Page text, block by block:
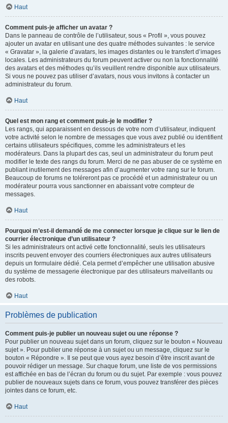
Haut
Comment puis-je afficher un avatar ?
Dans le panneau de contrôle de l’utilisateur, sous « Profil », vous pouvez
ajouter un avatar en utilisant une des quatre méthodes suivantes : le service
« Gravatar », la galerie d’avatars, les images distantes ou le transfert d’images
locales. Les administrateurs du forum peuvent activer ou non la fonctionnalité
des avatars et des méthodes qu’ils veuillent rendre disponible aux utilisateurs.
Si vous ne pouvez pas utiliser d’avatars, nous vous invitons à contacter un
administrateur du forum.
Haut
Quel est mon rang et comment puis-je le modifier ?
Les rangs, qui apparaissent en dessous de votre nom d’utilisateur, indiquent
votre activité selon le nombre de messages que vous avez publié ou identifient
certains utilisateurs spécifiques, comme les administrateurs et les
modérateurs. Dans la plupart des cas, seul un administrateur du forum peut
modifier le texte des rangs du forum. Merci de ne pas abuser de ce système en
publiant inutilement des messages afin d’augmenter votre rang sur le forum.
Beaucoup de forums ne toléreront pas ce procédé et un administrateur ou un
modérateur pourra vous sanctionner en abaissant votre compteur de
messages.
Haut
Pourquoi m’est-il demandé de me connecter lorsque je clique sur le lien de
courrier électronique d’un utilisateur ?
Si les administrateurs ont activé cette fonctionnalité, seuls les utilisateurs
inscrits peuvent envoyer des courriers électroniques aux autres utilisateurs
depuis un formulaire dédié. Cela permet d’empêcher une utilisation abusive
du système de messagerie électronique par des utilisateurs malveillants ou
des robots.
Haut
Problèmes de publication
Comment puis-je publier un nouveau sujet ou une réponse ?
Pour publier un nouveau sujet dans un forum, cliquez sur le bouton « Nouveau
sujet ». Pour publier une réponse à un sujet ou un message, cliquez sur le
bouton « Répondre ». Il se peut que vous ayez besoin d’être inscrit avant de
pouvoir rédiger un message. Sur chaque forum, une liste de vos permissions
est affichée en bas de l’écran du forum ou du sujet. Par exemple : vous pouvez
publier de nouveaux sujets dans ce forum, vous pouvez transférer des pièces
jointes dans ce forum, etc.
Haut